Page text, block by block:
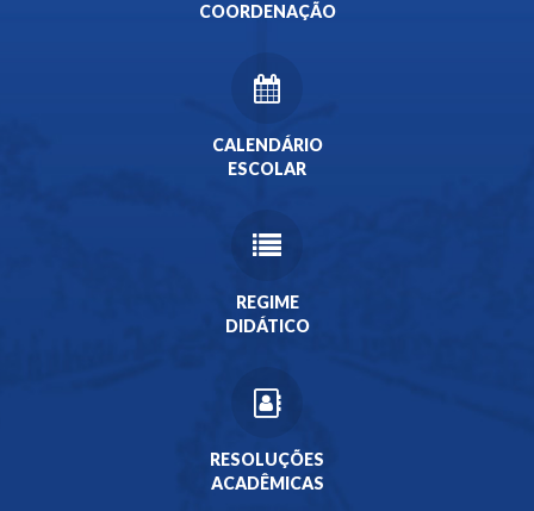
COORDENAÇÃO
CALENDÁRIO
ESCOLAR
REGIME
DIDÁTICO
RESOLUÇÕES
ACADÊMICAS